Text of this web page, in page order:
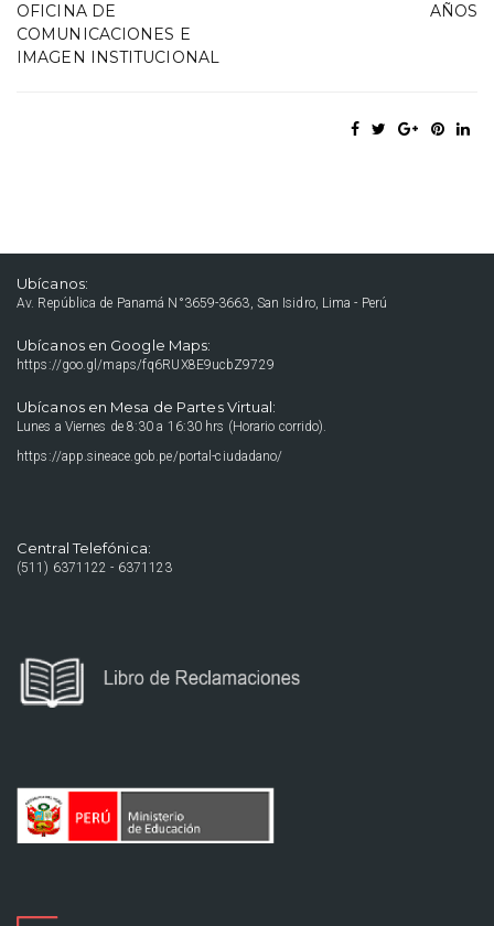
OFICINA DE
COMUNICACIONES E
IMAGEN INSTITUCIONAL
AÑOS
Ubícanos:
Av. República de Panamá N°3659-3663, San Isidro, Lima - Perú
Ubícanos en Google Maps:
https://goo.gl/maps/fq6RUX8E9ucbZ9729
Ubícanos en Mesa de Partes Virtual:
Lunes a Viernes de 8:30 a 16:30 hrs (Horario corrido).
https://app.sineace.gob.pe/portal-ciudadano/
Central Telefónica:
(511) 6371122 - 6371123